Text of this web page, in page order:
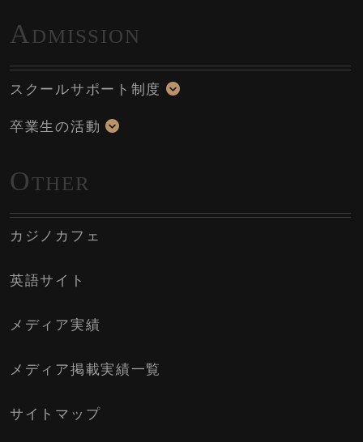
A DMISSION
スクールサポート制度
卒業生の活動
OTHER
カジノカフェ
英語サイト
メディア実績
メディア掲載実績一覧
サイトマップ